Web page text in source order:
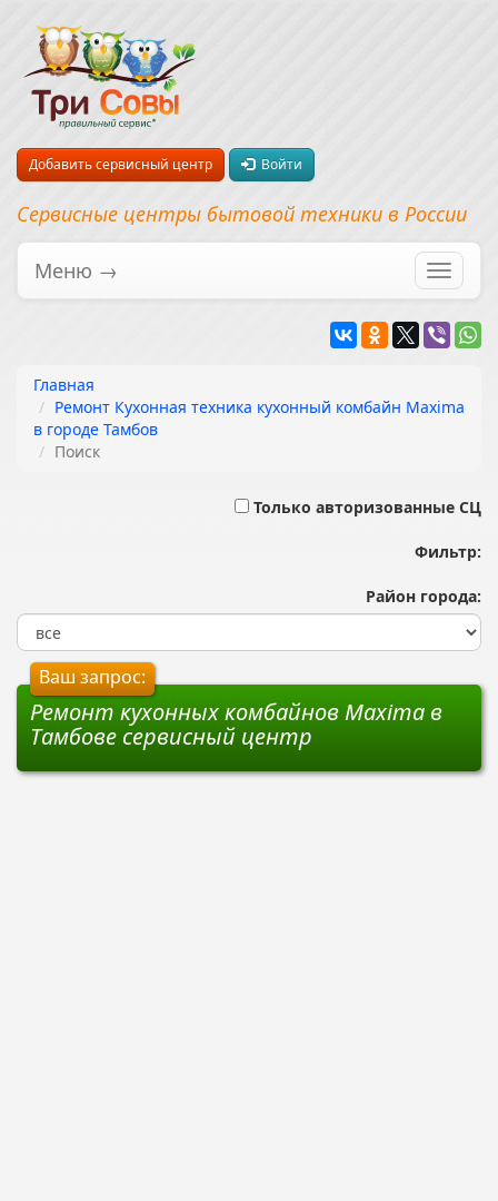
Добавить сервисный центр Войти
Сервисные центры бытовой техники в России
Меню →
Главная
Ремонт Кухонная техника кухонный комбайн Maxima
в городе Тамбов
Поиск
Только авторизованные СЦ
Фильтр:
Район города:
Ваш запрос:
Ремонт кухонных комбайнов Maxima в
Тамбове сервисный центр